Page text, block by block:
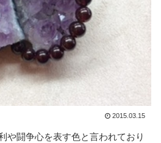
2015.03.15
や闘争心を表す色と言われており